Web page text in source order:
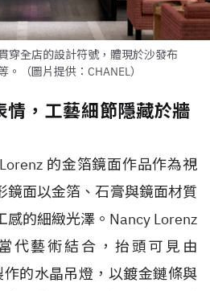
穿全店的設計符號，體現於沙發布
（圖片提供：CHANEL）
情，工藝細節隱藏於牆
的金箔鏡面作品作為視
鏡面以金箔、石膏與鏡面材質
感的細緻光澤。Nancy Lorenz
代藝術結合，抬頭可見由
作的水晶吊燈，以鍍金鏈條與